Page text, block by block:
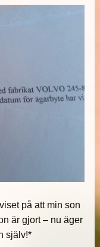
på att min son
är gjort – nu äger
själv!*